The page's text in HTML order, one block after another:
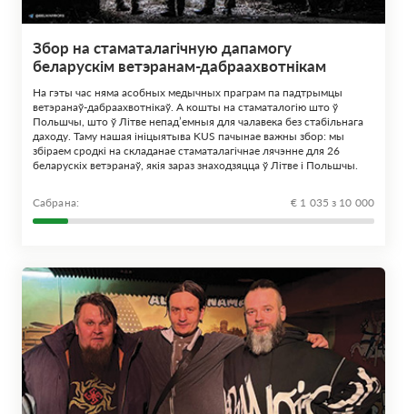
Збор на стаматалагічную дапамогу
беларускім ветэранам-дабраахвотнікам
На гэты час няма асобных медычных праграм па падтрымцы
ветэранаў-дабраахвотнікаў. А кошты на стаматалогію што ў
Польшчы, што ў Літве непад’емныя для чалавека без стабільнага
даходу. Таму нашая ініцыятыва KUS пачынае важны збор: мы
збіраем сродкі на складанае стаматалагічнае лячэнне для 26
беларускіх ветэранаў, якія зараз знаходзяцца ў Літве і Польшчы.
Сабрана: € 1 035 з 10 000